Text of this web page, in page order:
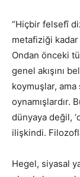
“Hiçbir felsefî
metafiziği kadar
Ondan önceki
genel akışını
koymuşlar, ama
oynamışlardır.
dünyaya değil,
ilişkindi.
Hegel, siyasal